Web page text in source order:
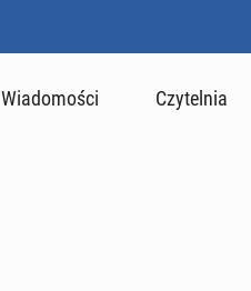
Wiadomości Czytelnia